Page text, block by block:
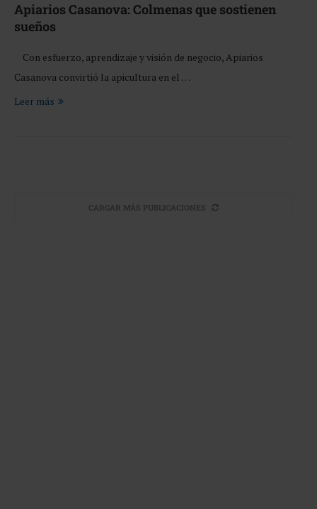
Apiarios Casanova: Colmenas que sostienen
sueños
Con esfuerzo, aprendizaje y visión de negocio, Apiarios
Casanova convirtió la apicultura en el …
Leer más
CARGAR MÁS PUBLICACIONES